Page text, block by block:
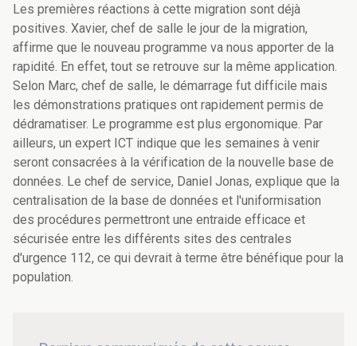
Les premières réactions à cette migration sont déjà
positives. Xavier, chef de salle le jour de la migration,
affirme que le nouveau programme va nous apporter de la
rapidité. En effet, tout se retrouve sur la même application.
Selon Marc, chef de salle, le démarrage fut difficile mais
les démonstrations pratiques ont rapidement permis de
dédramatiser. Le programme est plus ergonomique. Par
ailleurs, un expert ICT indique que les semaines à venir
seront consacrées à la vérification de la nouvelle base de
données. Le chef de service, Daniel Jonas, explique que la
centralisation de la base de données et l'uniformisation
des procédures permettront une entraide efficace et
sécurisée entre les différents sites des centrales
d'urgence 112, ce qui devrait à terme être bénéfique pour la
population.